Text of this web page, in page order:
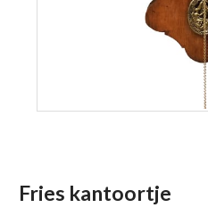
Fries kantoortje